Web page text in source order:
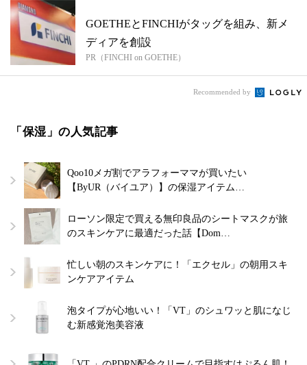
GOETHEとFINCHIがタッグを組み、新メ
ディアを創設
PR（FINCHI on GOETHE）
Recommended by
「保湿」の人気記事
Qoo10メガ割でアラフォーママが買いたい
【ByUR（バイユア）】の保湿アイテム…
ローソン限定で買える無印良品のシートマスクが旅
のスキンケアに最適だった話【Dom…
忙しい朝のスキンケアに！「エクセル」の朝用スキ
ンケアアイテム
泡タイプが心地いい！「VT」のシュワッと肌になじ
む新感覚泡美容液